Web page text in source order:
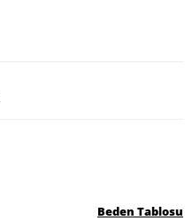
Beden Tablosu